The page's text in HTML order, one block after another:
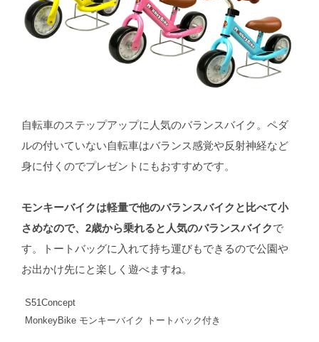
自転車のステップアップに人気のバランスバイク。ペダ
ルの付いていない自転車はバランス感覚や反射神経など
身に付くのでプレゼントにもおすすめです。
モンキーバイクは軽量で他のバランスバイクと比べて小
さめなので、2歳から乗れると人気のバランスバイクで
す。トートバッグに入れて持ち運びもできるので公園や
お出かけ先にと楽しく遊べますね。
S51Concept
MonkeyBike モンキーバイク トートバック付き